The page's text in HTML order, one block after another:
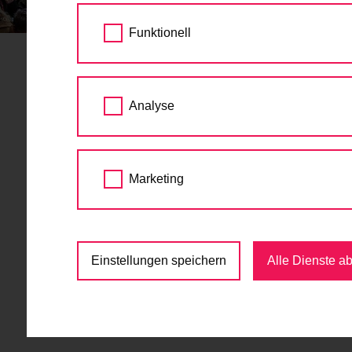
STARTSEITE AKTUELLES STADT WIEN
Stadt Wien gewinnt
Union
22.03.2018
Förderung umweltfreundlicher Mobilität
Die Stadt Wien förderte im Jahr 2017
Funktionell
Analyse
Marketing
Einstellungen speichern Alle Dienste